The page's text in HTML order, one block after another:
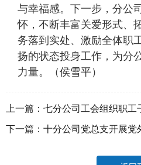
与幸福感。下一步，分公
怀，不断丰富关爱形式、
务落到实处、激励全体职
扬的状态投身工作，为分
力量。（侯雪平）
上一篇： 七分公司工会组织职工
下一篇： 十分公司党总支开展党